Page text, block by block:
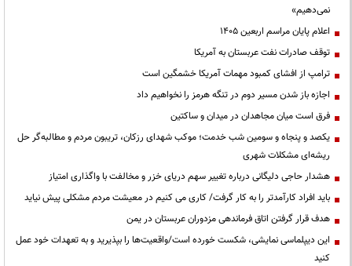
نمی‌دهیم»
اعلام پایان مراسم اربعین ۱۴۰۵
توقف صادرات نفت عربستان به آمریکا
ترامپ از افشای کمبود مهمات آمریکا خشمگین است
اجازه باز شدن مسیر دوم در تنگه هرمز را نخواهیم داد
فرق است میان مجاهدان در میدان و ساکتین
یکصد و پنجاه و سومین شب خدمت؛ موکب شهدای رزکان، تریبون مردم و مطالبه‌گر حل
ریشه‌ای مشکلات شهری
هشدار حاجی دلیگانی درباره تغییر سهم دریای خزر و مخالفت با واگذاری امتیاز
باید افراد کارآمدتر را به کار گرفت/ کاری می کنیم در معیشت مردم مشکلی پیش نیاید
هدف قرار گرفتن اتاق‌ فرماندهی مزدوران عربستان در یمن
این دیپلماسی نمایشی، شکست خورده است/واقعیت‌ها را بپذیرید و به تعهدات خود عمل
کنید